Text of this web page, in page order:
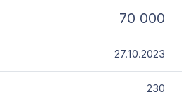
70 000
27.10.2023
230